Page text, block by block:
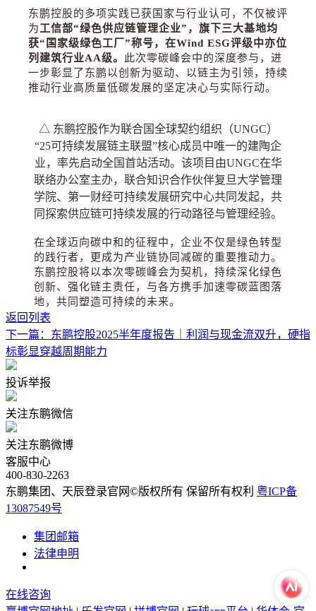
东鹏控股的多项实践已获国家与行业认可，不仅被评
为工信部“绿色供应链管理企业” ，旗下三大基地均
获“ 国家级绿色工厂”称号，在Wind ESG评级中亦位
列建筑行业AA级。 此次零碳峰会中的深度参与，进
一步彰显了东鹏以创新为驱动、以链主为引领，持续
推动行业高质量低碳发展的坚定决心与实际行动。
△ 东鹏控股作为联合国全球契约组织（UNGC）
“25可持续发展链主联盟”核心成员中唯一的建陶企
业，率先启动全国首站活动。该项目由UNGC在华
联络办公室主办，联合知识合作伙伴复旦大学管理
学院、第一财经可持续发展研究中心共同发起，共
同探索供应链可持续发展的行动路径与管理经验。
在全球迈向碳中和的征程中，企业不仅是绿色转型
的践行者，更成为产业链协同减碳的重要推动力。
东鹏控股将以本次零碳峰会为契机，持续深化绿色
创新、强化链主责任，与各方携手加速零碳蓝图落
地，共同塑造可持续的未来。
返回列表
下一篇：东鹏控股2025半年度报告｜利润与现金流双升，硬指
标彰显穿越周期能力
投诉举报
关注东鹏微信
关注东鹏微博
客服中心
400-830-2263
东鹏集团、天辰登录官网©版权所有 保留所有权利 粤ICP备
13087549号
集团邮箱
法律申明
在线咨询